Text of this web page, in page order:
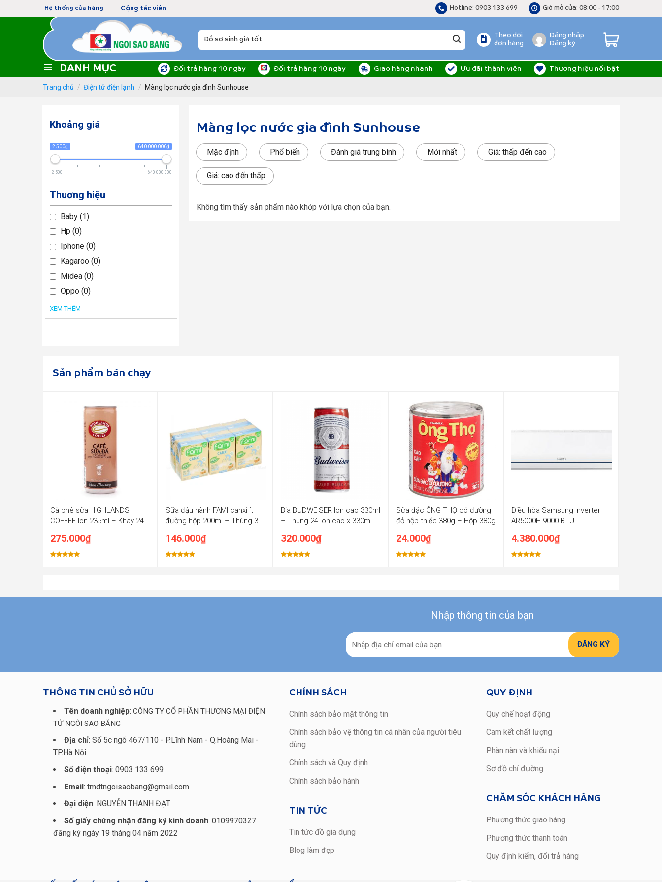
to
Hệ thống cửa hàng Cộng tác viên Hotline: 0903 133 699 Giờ mở cửa: 08:00 - 17:00
Tìm
Theo dõi
đơn hàng
Đăng nhập
Đăng ký
DANH MỤC Đối trả hàng 10 ngày Đối trả hàng 10 ngày Giao hàng nhanh Ưu đãi thành viên Thương hiệu nổi bật
Trang chủ / Điện tử điện lạnh / Màng lọc nước gia đình Sunhouse
Khoảng giá
2 500₫ 640 000 000₫
2 500 640 000 000
Thuơng hiệu
Baby 1
Hp 0
Iphone 0
Kagaroo 0
Midea 0
Oppo 0
XEM THÊM
Màng lọc nước gia đình Sunhouse
Mặc định Phổ biến Đánh giá trung bình Mới nhất Giá: thấp đến cao
Giá: cao đến thấp
Không tìm thấy sản phẩm nào khớp với lựa chọn của bạn.
Sản phẩm bán chạy
Cà phê sữa HIGHLANDS
COFFEE lon 235ml – Khay 24
275.000₫
Sữa đậu nành FAMI canxi ít
đường hộp 200ml – Thùng 36
146.000₫
Bia BUDWEISER lon cao 330ml
– Thùng 24 lon cao x 330ml
320.000₫
Sữa đặc ÔNG THỌ có đường
đỏ hộp thiếc 380g – Hộp 380g
24.000₫
Điều hòa Samsung Inverter
AR5000H 9000 BTU
4.380.000₫
Nhập thông tin của bạn
THÔNG TIN CHỦ SỞ HỮU
Tên doanh nghiệp: CÔNG TY CỔ PHẦN THƯƠNG MẠI ĐIỆN
TỬ NGÔI SAO BĂNG
Địa chỉ: Số 5c ngõ 467/110 - P.Lĩnh Nam - Q.Hoàng Mai -
TP.Hà Nội
Số điện thoại: 0903 133 699
Email: tmdtngoisaobang@gmail.com
Đại diện: NGUYỄN THANH ĐẠT
Số giấy chứng nhận đăng ký kinh doanh: 0109970327
đăng ký ngày 19 tháng 04 năm 2022
CHÍNH SÁCH
Chính sách bảo mật thông tin
Chính sách bảo vệ thông tin cá nhân của người tiêu
dùng
Chính sách và Quy định
Chính sách bảo hành
TIN TỨC
Tin tức đồ gia dụng
Blog làm đẹp
QUY ĐỊNH
Quy chế hoạt động
Cam kết chất lượng
Phàn nàn và khiếu nại
Sơ đồ chỉ đường
CHĂM SÓC KHÁCH HÀNG
Phương thức giao hàng
Phương thức thanh toán
Quy định kiểm, đổi trả hàng